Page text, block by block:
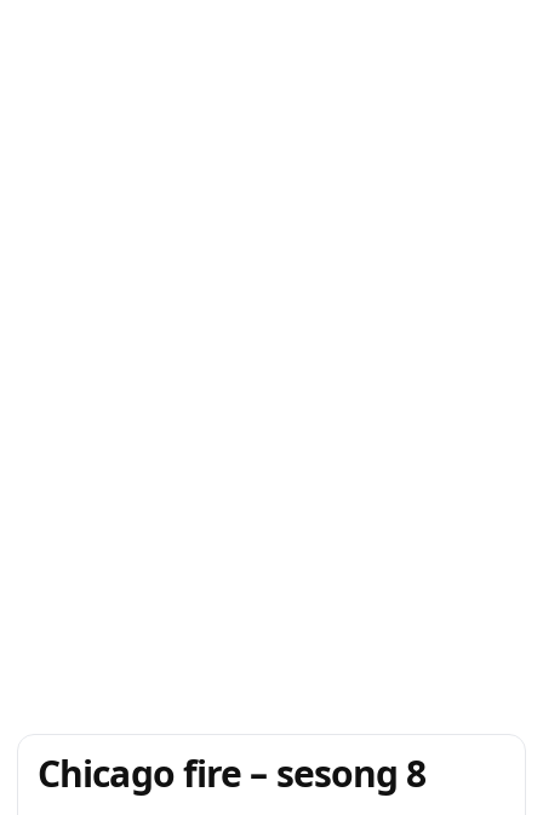
Chicago fire – sesong 8